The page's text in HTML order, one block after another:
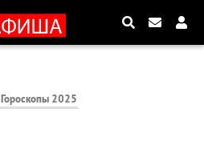
Гороскопы 2025